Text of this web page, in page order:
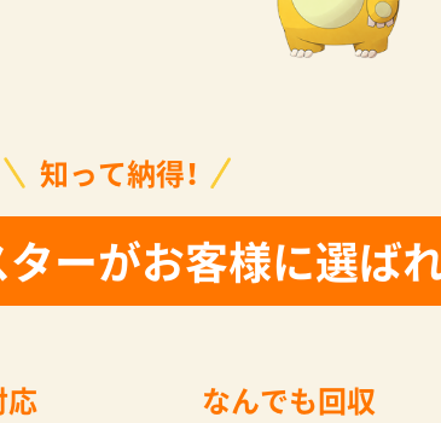
知って納得！
ーがお客様に選ば
なんでも回収